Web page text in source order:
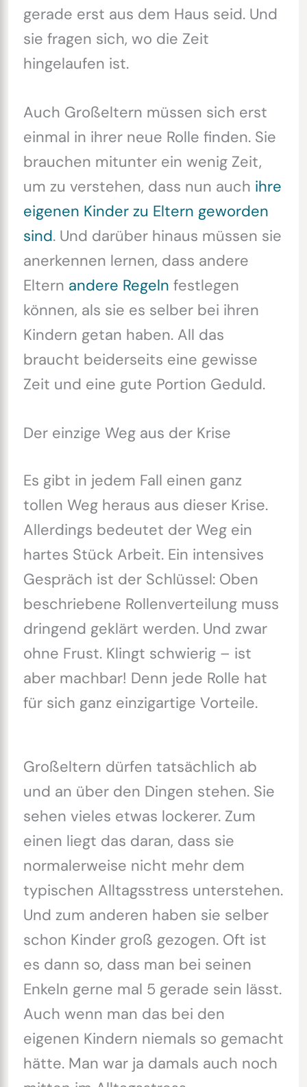
gerade erst aus dem Haus seid. Und
sie fragen sich, wo die Zeit
hingelaufen ist.
Auch Großeltern müssen sich erst
einmal in ihrer neue Rolle finden. Sie
brauchen mitunter ein wenig Zeit,
um zu verstehen, dass nun auch ihre
eigenen Kinder zu Eltern geworden
sind. Und darüber hinaus müssen sie
anerkennen lernen, dass andere
Eltern andere Regeln festlegen
können, als sie es selber bei ihren
Kindern getan haben. All das
braucht beiderseits eine gewisse
Zeit und eine gute Portion Geduld.
Der einzige Weg aus der Krise
Es gibt in jedem Fall einen ganz
tollen Weg heraus aus dieser Krise.
Allerdings bedeutet der Weg ein
hartes Stück Arbeit. Ein intensives
Gespräch ist der Schlüssel: Oben
beschriebene Rollenverteilung muss
dringend geklärt werden. Und zwar
ohne Frust. Klingt schwierig – ist
aber machbar! Denn jede Rolle hat
für sich ganz einzigartige Vorteile.
Großeltern dürfen tatsächlich ab
und an über den Dingen stehen. Sie
sehen vieles etwas lockerer. Zum
einen liegt das daran, dass sie
normalerweise nicht mehr dem
typischen Alltagsstress unterstehen.
Und zum anderen haben sie selber
schon Kinder groß gezogen. Oft ist
es dann so, dass man bei seinen
Enkeln gerne mal 5 gerade sein lässt.
Auch wenn man das bei den
eigenen Kindern niemals so gemacht
hätte. Man war ja damals auch noch